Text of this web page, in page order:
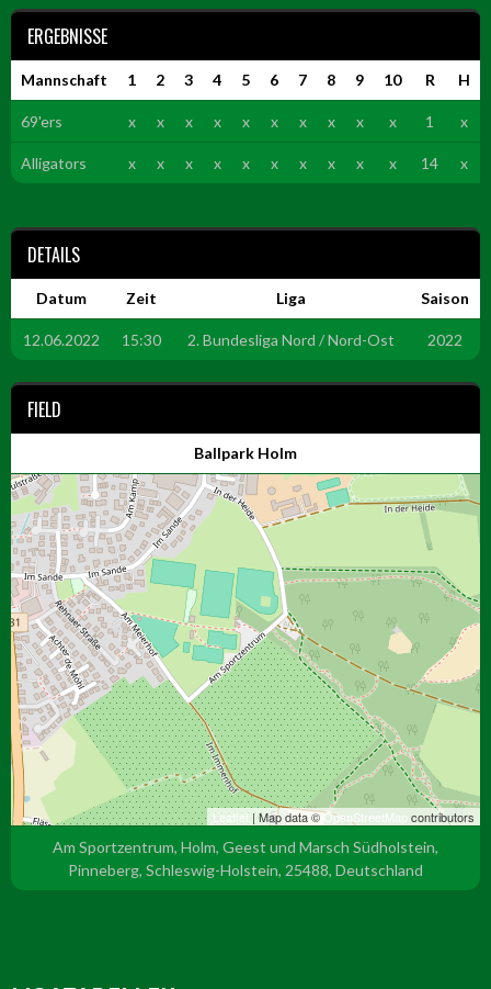
ERGEBNISSE
Mannschaft 1 2 3 4 5 6 7 8 9 10 R H
69'ers x x x x x x x x x x 1 x
Alligators x x x x x x x x x x 14 x
DETAILS
Datum Zeit Liga Saison
12.06.2022 15:30 2. Bundesliga Nord / Nord-Ost 2022
FIELD
Ballpark Holm
Leaflet| Map data ©OpenStreetMap contributors
Am Sportzentrum, Holm, Geest und Marsch Südholstein,
Pinneberg, Schleswig-Holstein, 25488, Deutschland